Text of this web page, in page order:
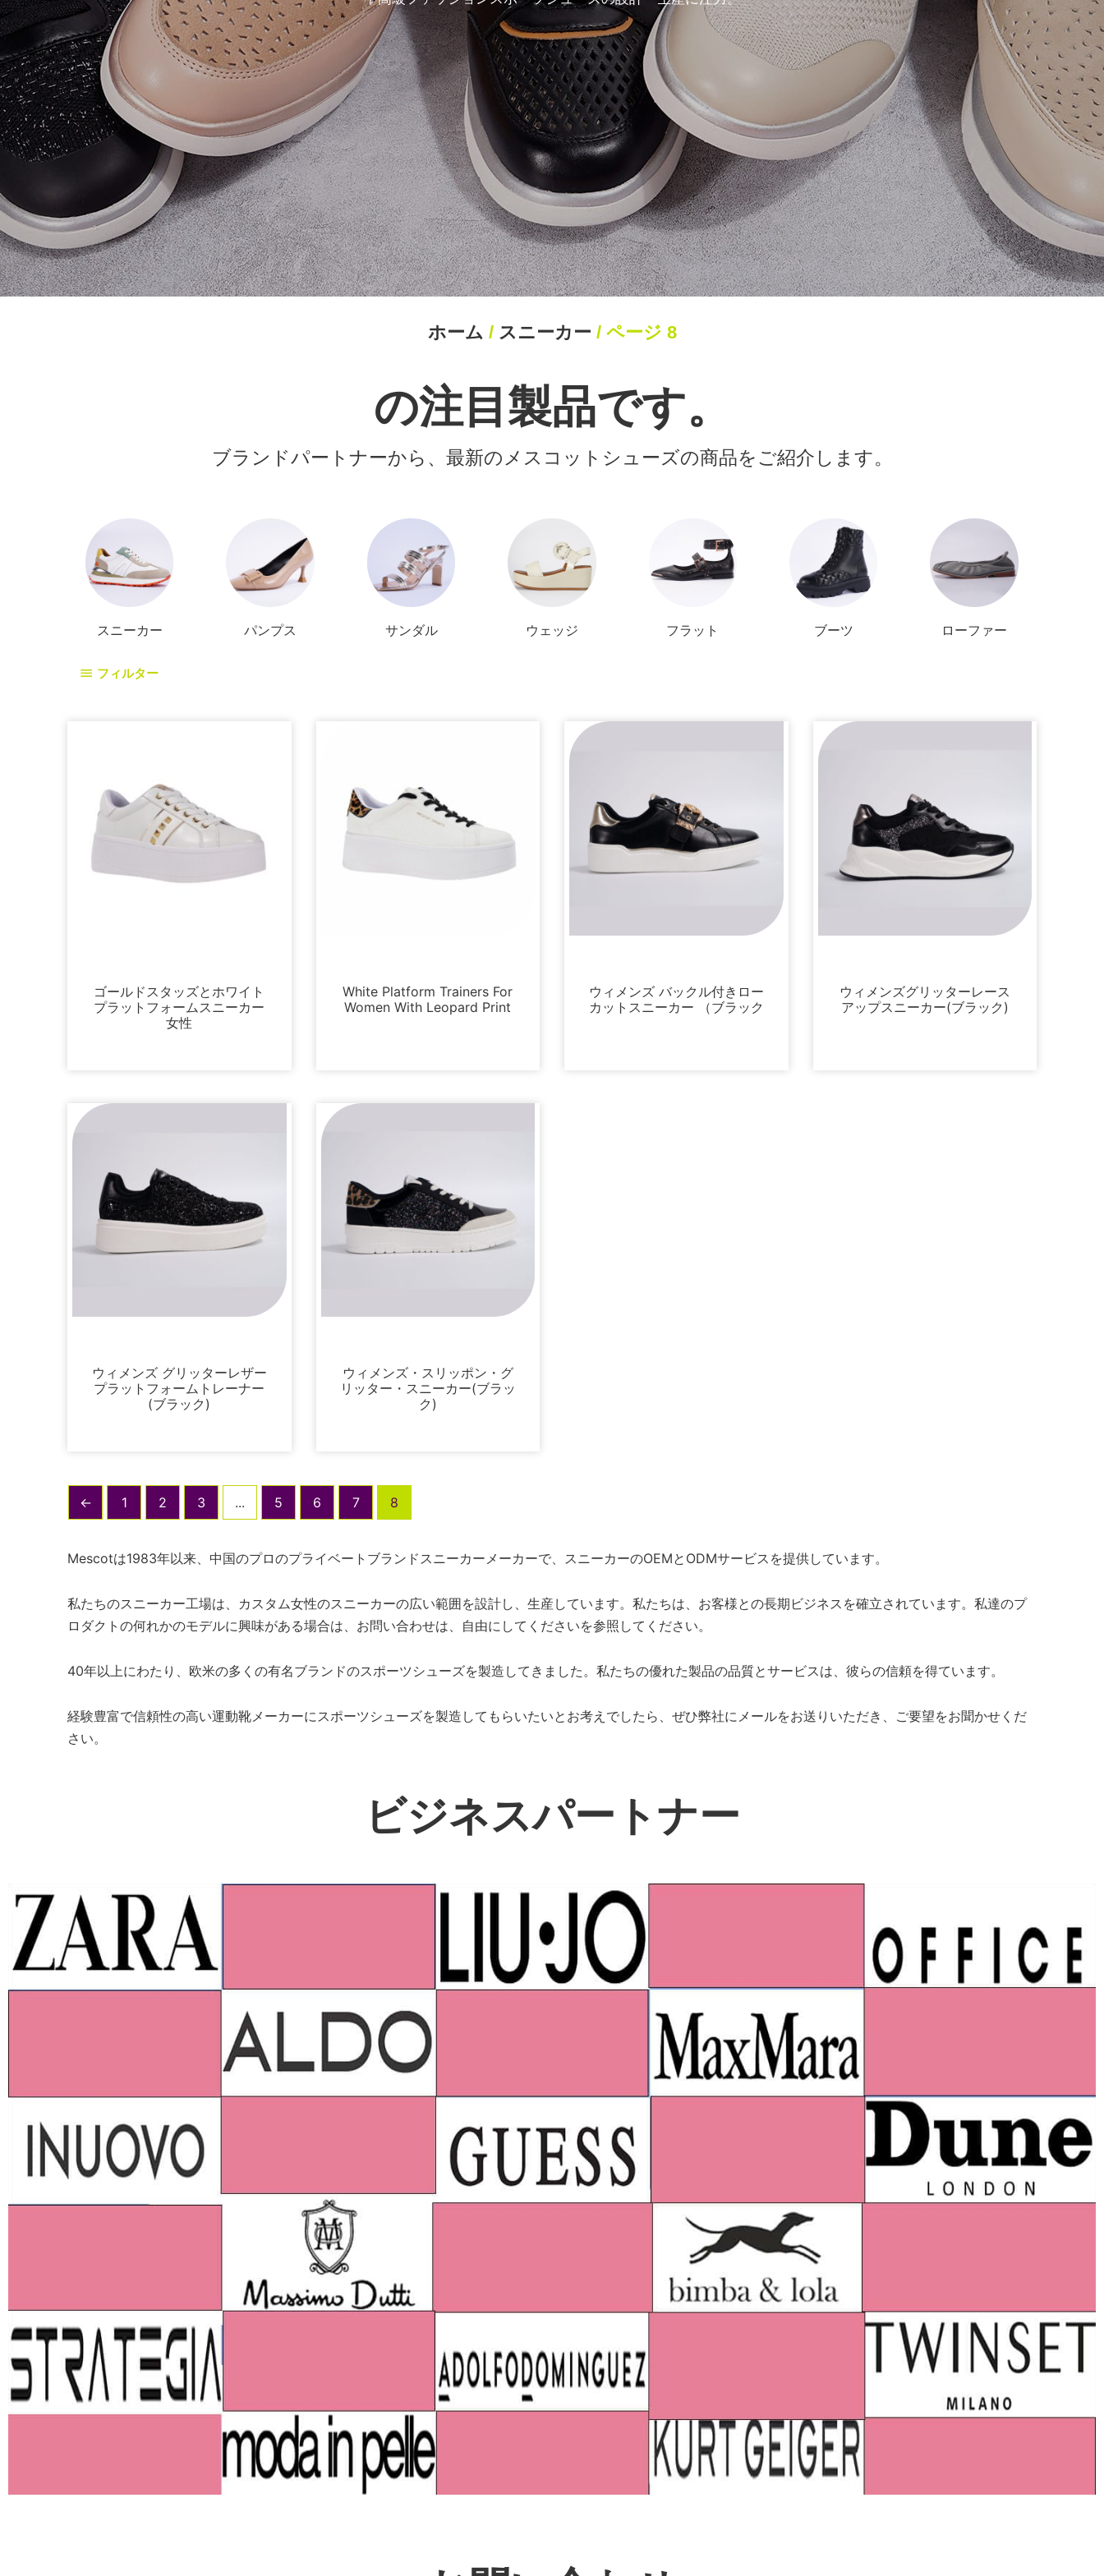
れている
ホーム / スニーカー / ページ 8
の注目製品です。
ブランドパートナーから、最新のメスコットシューズの商品をご紹介します。
スニーカー パンプス サンダル ウェッジ フラット ブーツ ローファー
フィルター
ゴールドスタッズとホワイト
プラットフォームスニーカー
女性
White Platform Trainers For
Women With Leopard Print
ウィメンズ バックル付きロー
カットスニーカー （ブラック
ウィメンズグリッターレース
アップスニーカー(ブラック)
ウィメンズ グリッターレザー
プラットフォームトレーナー
(ブラック)
ウィメンズ・スリッポン・グ
リッター・スニーカー(ブラッ
ク)
← 1 2 3 ... 5 6 7 8
Mescotは1983年以来、中国のプロのプライベートブランドスニーカーメーカーで、スニーカーのOEMとODMサービスを提供しています。
私たちのスニーカー工場は、カスタム女性のスニーカーの広い範囲を設計し、生産しています。私たちは、お客様との長期ビジネスを確立されています。私達のプ
ロダクトの何れかのモデルに興味がある場合は、お問い合わせは、自由にしてくださいを参照してください。
40年以上にわたり、欧米の多くの有名ブランドのスポーツシューズを製造してきました。私たちの優れた製品の品質とサービスは、彼らの信頼を得ています。
経験豊富で信頼性の高い運動靴メーカーにスポーツシューズを製造してもらいたいとお考えでしたら、ぜひ弊社にメールをお送りいただき、ご要望をお聞かせくだ
さい。
ビジネスパートナー